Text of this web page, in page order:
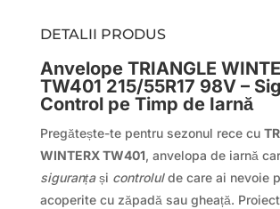
DETALII PRODUS
Anvelope TRIANGLE
TW401 215/55R17 98V –
Control pe Timp de Iarnă
Pregătește-te pentru sezonul rece cu
WINTERX TW401, anvelopa de iarnă
siguranțași controlulde care ai nevoie
acoperite cu zăpadă sau gheață.